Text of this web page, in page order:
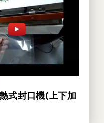
式封口機(上下加